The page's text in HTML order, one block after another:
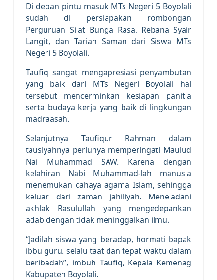
Di depan pintu masuk MTs Negeri 5 Boyolali
sudah di persiapakan rombongan
Perguruan Silat Bunga Rasa, Rebana Syair
Langit, dan Tarian Saman dari Siswa MTs
Negeri 5 Boyolali.
Taufiq sangat mengapresiasi penyambutan
yang baik dari MTs Negeri Boyolali hal
tersebut mencerminkan kesiapan panitia
serta budaya kerja yang baik di lingkungan
madraasah.
Selanjutnya Taufiqur Rahman dalam
tausiyahnya perlunya memperingati Maulud
Nai Muhammad SAW. Karena dengan
kelahiran Nabi Muhammad-lah manusia
menemukan cahaya agama Islam, sehingga
keluar dari zaman jahiliyah. Meneladani
akhlak Rasulullah yang mengedepankan
adab dengan tidak meninggalkan ilmu.
“Jadilah siswa yang beradap, hormati bapak
ibbu guru. selalu taat dan tepat waktu dalam
beribadah”, imbuh Taufiq, Kepala Kemenag
Kabupaten Boyolali.